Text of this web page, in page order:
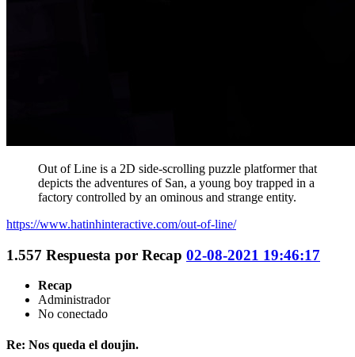
Out of Line is a 2D side-scrolling puzzle platformer that
depicts the adventures of San, a young boy trapped in a
factory controlled by an ominous and strange entity.
https://www.hatinhinteractive.com/out-of-line/
1.557 Respuesta por Recap 02-08-2021 19:46:17
Recap
Administrador
No conectado
Re: Nos queda el doujin.